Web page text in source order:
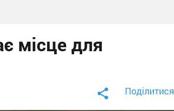
місце для
Поділитися